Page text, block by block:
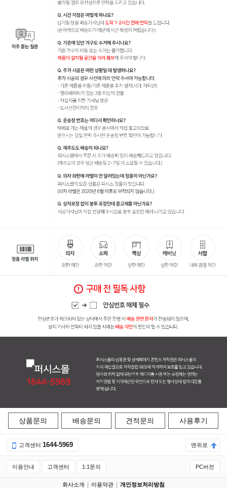
상품문의 배송문의 견적문의 사용후기
고객센터 1644-5969 맨위로
이용안내 고객센터 1:1문의 PC버전
회사소개 이용약관 개인정보처리방침